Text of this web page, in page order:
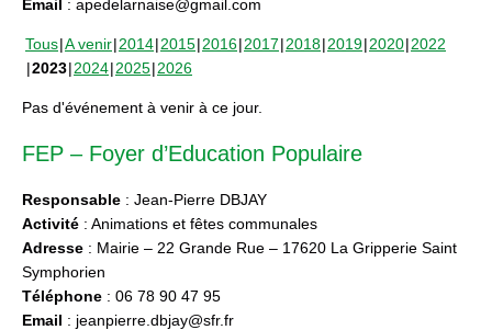
Email : apedelarnaise@gmail.com
Tous A venir 2014 2015 2016 2017 2018 2019 2020 2022
2023 2024 2025 2026
Pas d'événement à venir à ce jour.
FEP – Foyer d’Education Populaire
Responsable : Jean-Pierre DBJAY
Activité : Animations et fêtes communales
Adresse : Mairie – 22 Grande Rue – 17620 La Gripperie Saint
Symphorien
Téléphone : 06 78 90 47 95
Email : jeanpierre.dbjay@sfr.fr